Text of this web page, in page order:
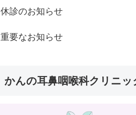
休診のお知らせ
重要なお知らせ
かんの耳鼻咽喉科クリニッ